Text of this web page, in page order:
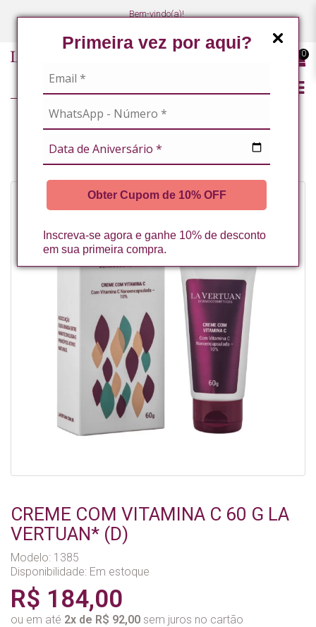
Primeira vez por aqui?
Obter Cupom de 10% OFF
Inscreva-se agora e ganhe 10% de desconto
em sua primeira compra.
Bem-vindo(a)!
0
CREME COM VITAMINA C 60 G LA
VERTUAN* (D)
Modelo: 1385
Disponibilidade: Em estoque
R$ 184,00
ou em até 2x de R$ 92,00 sem juros no cartão